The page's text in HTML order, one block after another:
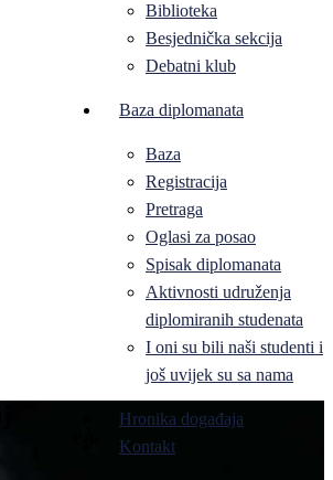
Biblioteka
Besjednička sekcija
Debatni klub
Baza diplomanata
Baza
Registracija
Pretraga
Oglasi za posao
Spisak diplomanata
Aktivnosti udruženja
diplomiranih studenata
I oni su bili naši studenti i
još uvijek su sa nama
Hronika događaja
Kontakt